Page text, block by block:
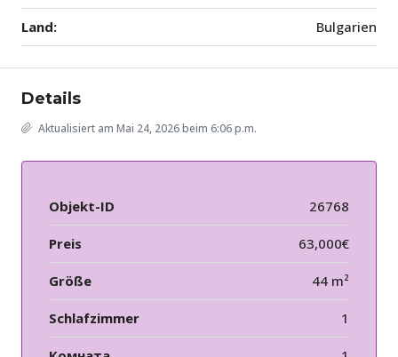
Land: Bulgarien
Details
Aktualisiert am Mai 24, 2026 beim 6:06 p.m.
Objekt-ID 26768
Preis 63,000€
Größe 44 m²
Schlafzimmer 1